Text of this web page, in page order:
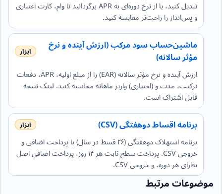
تبدیل کنید، یا از نرخ دوره‌ای به APR برگردانید تا وام، کارت اعتباری
و پس‌انداز را راحت‌تر مقایسه کنید.
ماشین‌حساب سود مرکب (ارزش آینده و نرخ
مؤثر سالانه)
ارزش آینده و نرخ مؤثر سالانه (EAR) را از مبلغ اولیه، APR، دفعات
ترکیب، مدت و (اختیاری) واریز ماهانه محاسبه کنید. لینک نتیجه
قابل اشتراک است.
برنامه اقساط دو‌هفتگی (CSV)
برنامه استهلاک دو‌هفتگی (۲۶ قسط در سال) با پرداخت اضافی و
خروجی CSV. پرداخت سطح ثابت هر ۱۴ روز، پرداخت اضافیِ اصل
به‌ازای هر دوره، و خروجی CSV.
موضوعات مرتبط